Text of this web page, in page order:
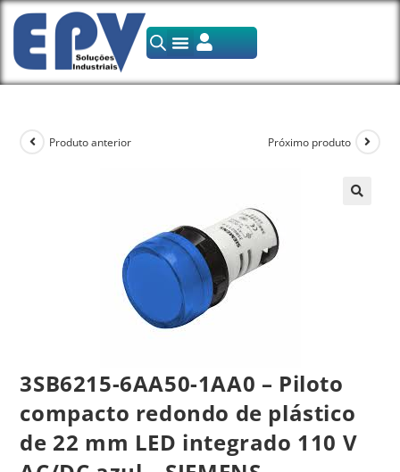
Produto anterior Próximo produto
3SB6215-6AA50-1AA0 – Piloto
compacto redondo de plástico
de 22 mm LED integrado 110 V